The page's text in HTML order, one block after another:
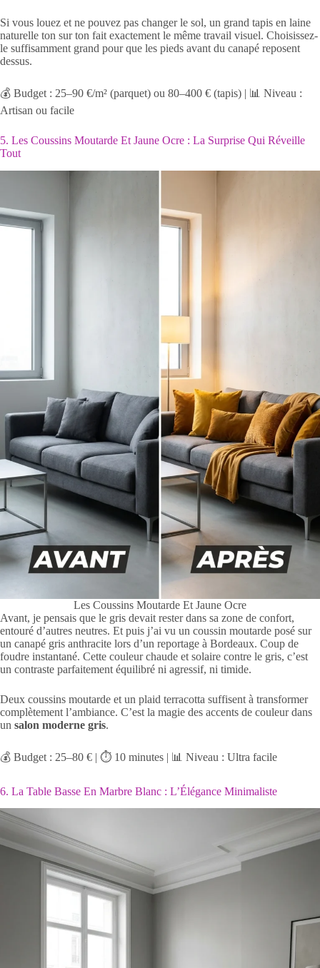
Si vous louez et ne pouvez pas changer le sol, un grand tapis en laine
naturelle ton sur ton fait exactement le même travail visuel. Choisissez-
le suffisamment grand pour que les pieds avant du canapé reposent
dessus.
💰 Budget : 25–90 €/m² (parquet) ou 80–400 € (tapis) | 📊 Niveau :
Artisan ou facile
5. Les Coussins Moutarde Et Jaune Ocre : La Surprise Qui Réveille
Tout
Les Coussins Moutarde Et Jaune Ocre
Avant, je pensais que le gris devait rester dans sa zone de confort,
entouré d’autres neutres. Et puis j’ai vu un coussin moutarde posé sur
un canapé gris anthracite lors d’un reportage à Bordeaux. Coup de
foudre instantané. Cette couleur chaude et solaire contre le gris, c’est
un contraste parfaitement équilibré ni agressif, ni timide.
Deux coussins moutarde et un plaid terracotta suffisent à transformer
complètement l’ambiance. C’est la magie des accents de couleur dans
un salon moderne gris.
💰 Budget : 25–80 € | ⏱️ 10 minutes | 📊 Niveau : Ultra facile
6. La Table Basse En Marbre Blanc : L’Élégance Minimaliste